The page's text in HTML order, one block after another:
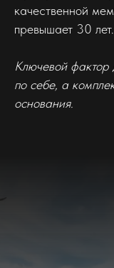
качественной
превышает 30 лет.
Ключевой фактор
по себе, а
основания.